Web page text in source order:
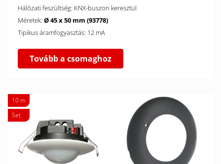
Hálózati feszültség: KNX-buszon keresztül
Méretek: Ø 45 x 50 mm (93778)
Tipikus áramfogyasztás: 12 mA
Tovább a csomaghoz
10 m
Set